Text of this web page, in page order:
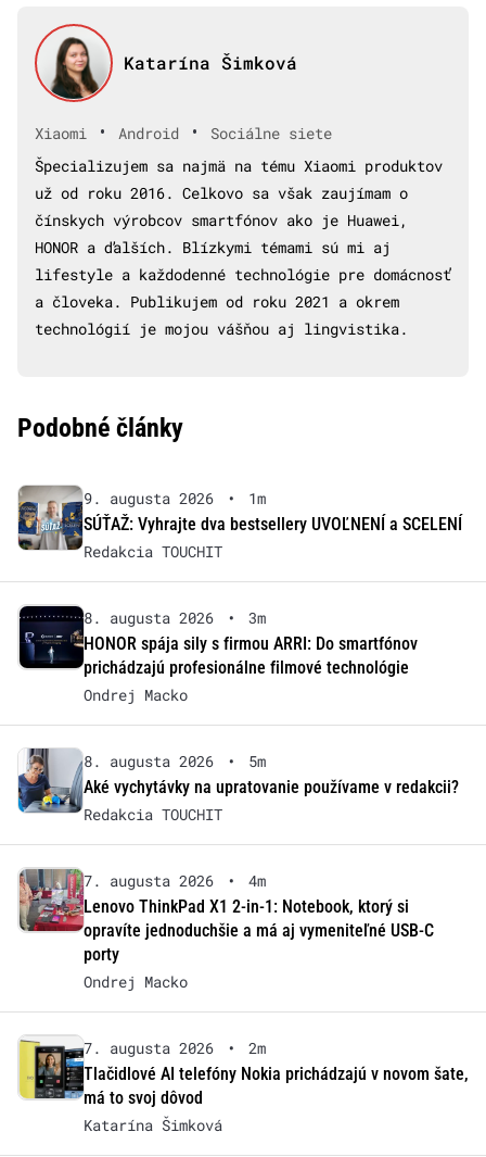
Katarína Šimková
Xiaomi • Android •
Sociálne siete
Špecializujem sa najmä na tému Xiaomi produktov
už od roku 2016. Celkovo sa však zaujímam o
čínskych výrobcov smartfónov ako je Huawei,
HONOR a ďalších. Blízkymi témami sú mi aj
lifestyle a každodenné technológie pre domácnosť
a človeka. Publikujem od roku 2021 a okrem
technológií je mojou vášňou aj lingvistika.
Podobné články
9. augusta 2026 •
1m
SÚŤAŽ: Vyhrajte dva bestsellery UVOĽNENÍ a SCELENÍ
Redakcia TOUCHIT
8. augusta 2026 •
3m
HONOR spája sily s firmou ARRI: Do smartfónov
prichádzajú profesionálne filmové technológie
Ondrej Macko
8. augusta 2026 •
5m
Aké vychytávky na upratovanie používame v redakcii?
Redakcia TOUCHIT
7. augusta 2026 •
4m
Lenovo ThinkPad X1 2-in-1: Notebook, ktorý si
opravíte jednoduchšie a má aj vymeniteľné USB-C
porty
Ondrej Macko
7. augusta 2026 •
2m
Tlačidlové AI telefóny Nokia prichádzajú v novom šate,
má to svoj dôvod
Katarína Šimková